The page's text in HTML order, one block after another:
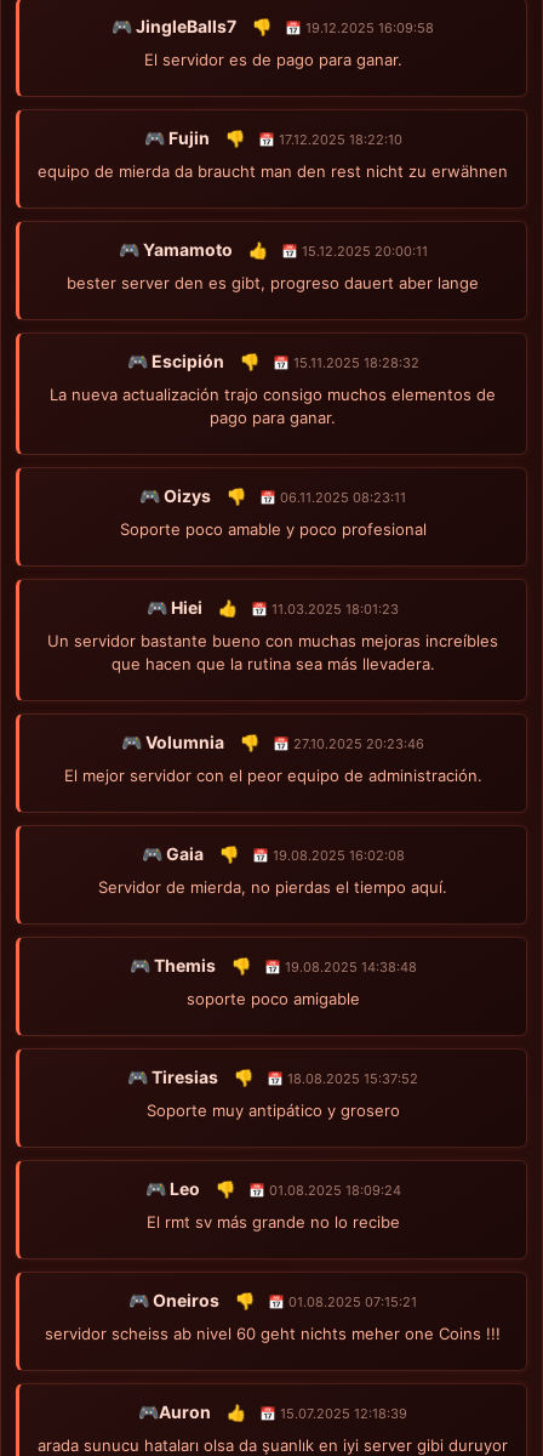
🎮 JingleBalls7 👎 📅 19.12.2025 16:09:58
El servidor es de pago para ganar.
🎮 Fujin 👎 📅 17.12.2025 18:22:10
equipo de mierda da braucht man den rest nicht zu erwähnen
🎮 Yamamoto 👍 📅 15.12.2025 20:00:11
bester server den es gibt, progreso dauert aber lange
🎮 Escipión 👎 📅 15.11.2025 18:28:32
La nueva actualización trajo consigo muchos elementos de
pago para ganar.
🎮 Oizys 👎 📅 06.11.2025 08:23:11
Soporte poco amable y poco profesional
🎮 Hiei 👍 📅 11.03.2025 18:01:23
Un servidor bastante bueno con muchas mejoras increíbles
que hacen que la rutina sea más llevadera.
🎮 Volumnia 👎 📅 27.10.2025 20:23:46
El mejor servidor con el peor equipo de administración.
🎮 Gaia 👎 📅 19.08.2025 16:02:08
Servidor de mierda, no pierdas el tiempo aquí.
🎮 Themis 👎 📅 19.08.2025 14:38:48
soporte poco amigable
🎮 Tiresias 👎 📅 18.08.2025 15:37:52
Soporte muy antipático y grosero
🎮 Leo 👎 📅 01.08.2025 18:09:24
El rmt sv más grande no lo recibe
🎮 Oneiros 👎 📅 01.08.2025 07:15:21
servidor scheiss ab nivel 60 geht nichts meher one Coins !!!
🎮Auron 👍 📅 15.07.2025 12:18:39
arada sunucu hataları olsa da şuanlık en iyi server gibi duruyor